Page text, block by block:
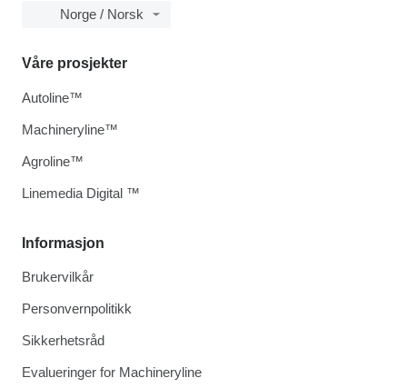
Norge / Norsk
Informasjon
Brukervilkår
Personvernpolitikk
Sikkerhetsråd
Evalueringer for Machineryline
Våre prosjekter
Autoline™
Machineryline™
Agroline™
Linemedia Digital ™